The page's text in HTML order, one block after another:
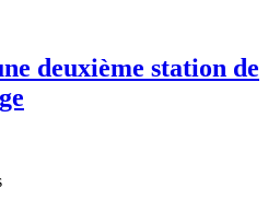
deuxième station de